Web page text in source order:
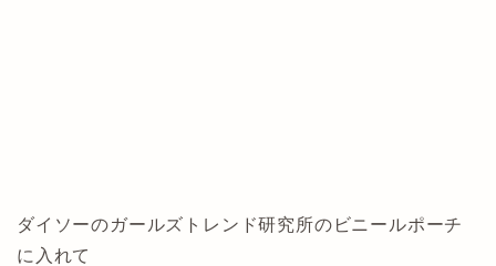
ダイソーのガールズトレンド研究所のビニールポーチ
に入れて